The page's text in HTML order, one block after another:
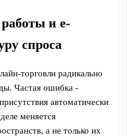
и e-
спроса
радикально
Частая ошибка -
автоматически
меняется
а не только их